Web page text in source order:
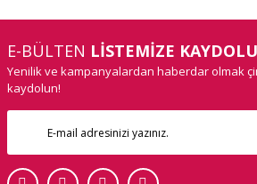
E-BÜLTEN LİSTEMİZE
Yenilik ve kampanyalardan haberdar olmak
kaydolun!